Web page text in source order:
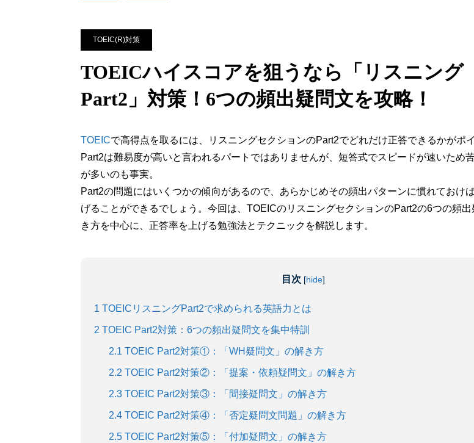
TOEIC(R)対策
TOEICハイスコアを狙うなら「リスニング
Part2」対策！6つの頻出疑問文を攻略！
TOEICで高得点を取るには、リスニングセクションのPart2でどれだけ正答できるかがポ
Part2は難易度が高いと言われるパートではありませんが、短答式でスピードが速いため
が多いのも事実。
Part2の問題にはいくつかの傾向があるので、あらかじめその頻出パターンに慣れておけ
げることができるでしょう。今回は、TOEICのリスニングセクションのPart2の6つの頻
き方を中心に、正答率を上げる勉強法とテクニックを解説します。
目次 [hide]
1 TOEICリスニングPart2で求められる英語力とは
2 TOEIC Part2対策：6つの頻出疑問文を集中特訓
2.1 TOEIC Part2対策①：「WH疑問文」の解き方
2.2 TOEIC Part2対策②：「提案・依頼疑問文」の解き方
2.3 TOEIC Part2対策③：「間接疑問文」の解き方
2.4 TOEIC Part2対策④：「否定疑問文問題」の解き方
2.5 TOEIC Part2対策⑤：「付加疑問文」の解き方